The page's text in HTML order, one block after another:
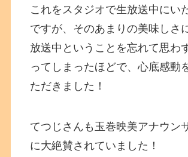
これをスタジオで生放送中にい
ですが、そのあまりの美味しさ
放送中ということを忘れて思わ
ってしまったほどで、心底感動
ただきました！
てつじさんも玉巻映美アナウン
に大絶賛されていました！